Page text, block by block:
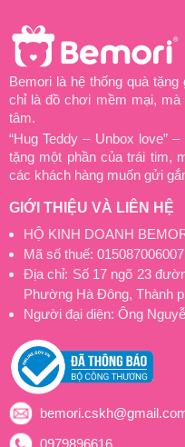
Bemori là hệ thống quà
chỉ là đồ chơi mềm mại,
tâm.
“Hug Teddy – Unbox love”
tặng một phần của trái tim,
các khách hàng muốn gửi
GIỚI THIỆU VÀ LIÊN HỆ
HỘ KINH DOANH
Mã số thuế: 015087006007
Địa chỉ: Số 17 ngõ 23
Phường Hà Đông, Thành
Người đại diện: Ông
0979896616